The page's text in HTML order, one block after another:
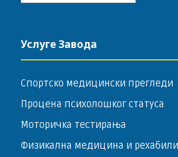
Услуге Завода
Спортско медицински прегледи
Процена психолошког статуса
Моторичка тестирања
Физикална медицина и